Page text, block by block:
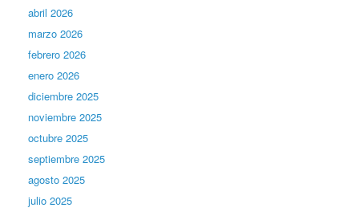
abril 2026
marzo 2026
febrero 2026
enero 2026
diciembre 2025
noviembre 2025
octubre 2025
septiembre 2025
agosto 2025
julio 2025